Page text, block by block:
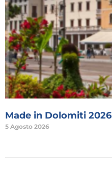
Made in Dolomiti 2026
5 Agosto 2026